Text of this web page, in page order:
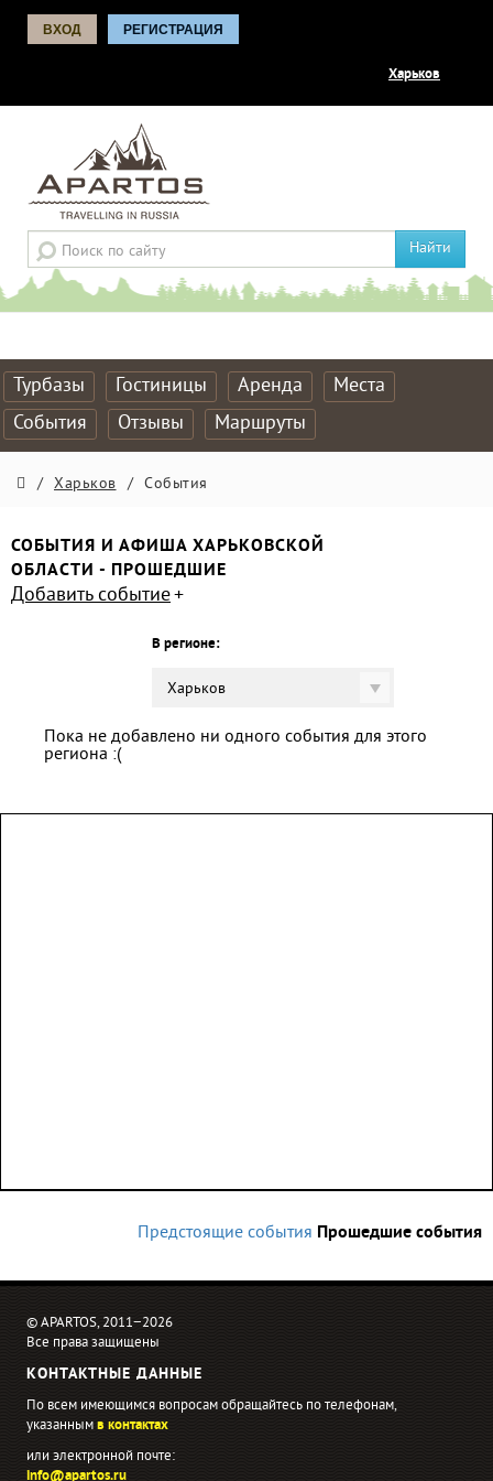
ВХОД РЕГИСТРАЦИЯ
Харьков
Найти
Турбазы Гостиницы Аренда
Места
События
Отзывы Маршруты
/ Харьков / События
СОБЫТИЯ И АФИША ХАРЬКОВСКОЙ
ОБЛАСТИ - ПРОШЕДШИЕ
Добавить событие
В регионе:
Харьков
Пока не добавлено ни одного события для этого
региона :(
Предстоящие события Прошедшие события
© APARTOS, 2011−2026
Все права защищены
КОНТАКТНЫЕ ДАННЫЕ
По всем имеющимся вопросам обращайтесь по телефонам,
указаннымв контактах
или электронной почте:
info@apartos.ru